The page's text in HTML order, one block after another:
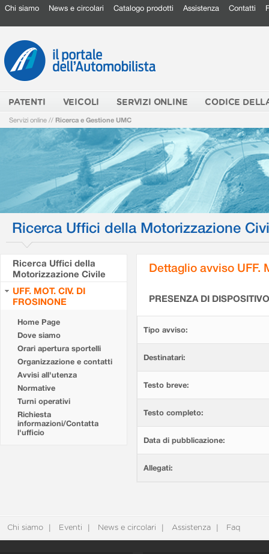
Chi siamo News e circolari Catalogo prodotti Assistenza Contatti
PATENTI VEICOLI SERVIZI ONLINE CODICE
Servizi online // Ricerca e Gestione UMC
Ricerca Uffici della Motorizzazione
Ricerca Uffici della
Motorizzazione Civile
UFF. MOT. CIV. DI
FROSINONE
Home Page
Dove siamo
Orari apertura sportelli
Organizzazione e contatti
Avvisi all'utenza
Normative
Turni operativi
Richiesta
informazioni/Contatta
l'ufficio
Dettaglio avviso UFF.
PRESENZA DI
Tipo avviso:
Destinatari:
Testo breve:
Testo completo:
Data di pubblicazione:
Allegati:
Chi siamo Eventi News e circolari Assistenza Faq